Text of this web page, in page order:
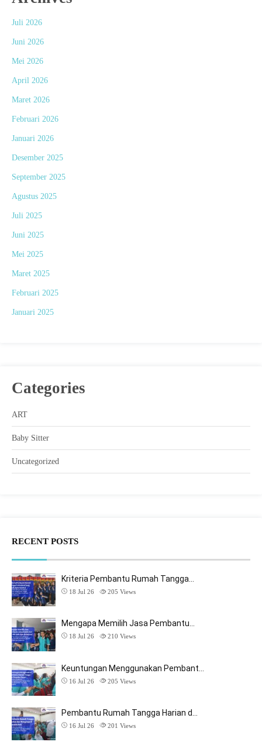
Juli 2026
Juni 2026
Mei 2026
April 2026
Maret 2026
Februari 2026
Januari 2026
Desember 2025
September 2025
Agustus 2025
Juli 2025
Juni 2025
Mei 2025
Maret 2025
Februari 2025
Januari 2025
Categories
ART
Baby Sitter
Uncategorized
RECENT POSTS
Kriteria Pembantu Rumah Tangga…
18 Jul 26 205 Views
Mengapa Memilih Jasa Pembantu…
18 Jul 26 210 Views
Keuntungan Menggunakan Pembant…
16 Jul 26 205 Views
Pembantu Rumah Tangga Harian d…
16 Jul 26 201 Views